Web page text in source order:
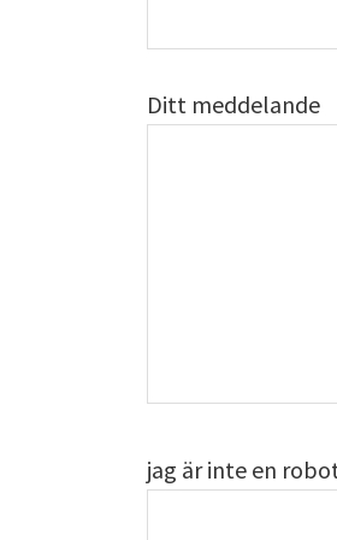
Ditt meddelande
jag är inte en